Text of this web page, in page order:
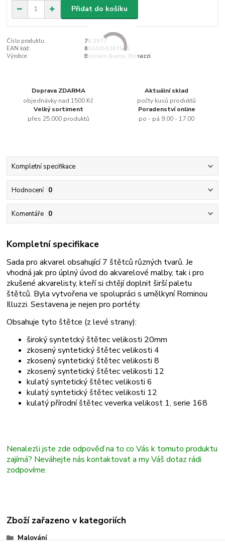
Přidat do košíku
Číslo produktu:
78.3977
EAN kód:
8024256267545
Výrobce:
Borciani &amp; Bonazzi
Doprava ZDARMA
objednávky nad 1500 Kč
Aktuální sklad
počty kusů produktů
Velký sortiment
přes 25.000 produktů
Poradenství online
po - pá 9.00 - 17.00
Kompletní specifikace
Hodnocení 0
Komentáře 0
Kompletní specifikace
Sada pro akvarel obsahující 7 štětců různých tvarů. Je
vhodná jak pro úplný úvod do akvarelové malby, tak i pro
zkušené akvarelisty, kteří si chtějí doplnit širší paletu
štětců. Byla vytvořena ve spolupráci s umělkyní Rominou
Illuzzi. Sestavena je nejen pro portéty.
Obsahuje tyto štětce (z levé strany):
široký syntetcký štětec velikosti 20mm
zkosený syntetický štětec velikosti 4
zkosený syntetický štětec velikosti 8
zkosený syntetický štětec velikosti 12
kulatý syntetický štětec velikosti 6
kulatý syntetický štětec velikosti 12
kulatý přírodní štětec veverka velikost 1, serie 168
Nenalezli jste zde odpověď na to co Vás k tomuto produktu
zajímá? Neváhejte nás kontaktovat a my Váš dotaz rádi
zodpovíme.
Zboží zařazeno v kategoriích
Malování